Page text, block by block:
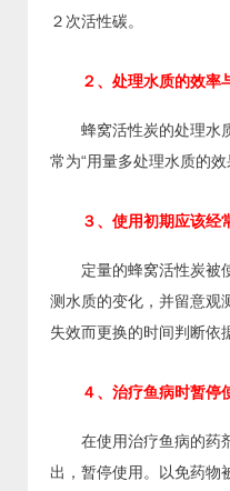
２次活性碳。
２、处理水质的效率
蜂窝活性炭的处理水
常为“用量多处理水质的效
３、使用初期应该经
定量的蜂窝活性炭被
测水质的变化，并留意观
失效而更换的时间判断依
４、治疗鱼病时暂停
在使用治疗鱼病的药
出，暂停使用。以免药物